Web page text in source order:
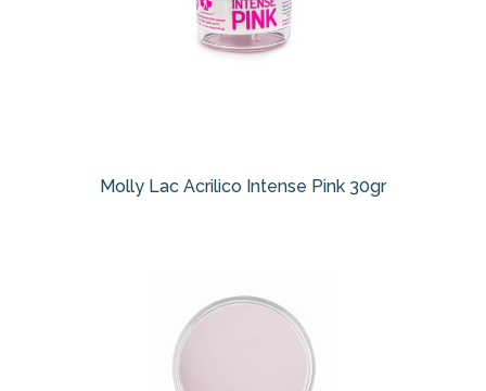
Molly Lac Acrilico Intense Pink 30gr